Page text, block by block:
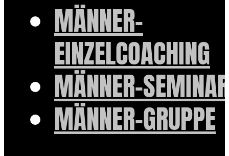
MÄNNER-
EINZELCOACHING
MÄNNER-
MÄNNER-GRUPPE